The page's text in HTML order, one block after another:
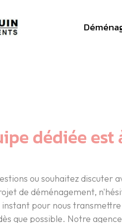
dédiée est
ou souhaitez discuter
de déménagement,
instant pour nous
que possible. Notre